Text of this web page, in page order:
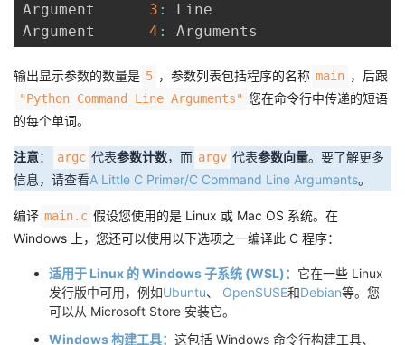
Argument 3 :
Line
Argument 4 :
输出显示参数的数量是 5 ，参数列表包括程序的名称 main ，后跟
"Python Command Line Arguments" 您在命令行中传递的短语
的每个单词。
注意： argc 代表参数计数，而 argv 代表参数向量。要了解更多
信息，请查看A Little C Primer/C Command Line Arguments。
编译 main.c 假设您使用的是 Linux 或 Mac OS 系统。在
Windows 上，您还可以使用以下选项之一编译此 C 程序：
适用于 Linux 的 Windows 子系统 (WSL)： 它在一些 Linux
发行版中可用，例如Ubuntu、 OpenSUSE和Debian等。您
可以从 Microsoft Store 安装它。
Windows 构建工具： 这包括 Windows 命令行构建工具、